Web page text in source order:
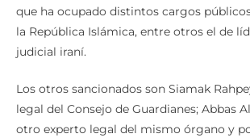
que ha ocupado distintos cargos
la República Islámica, entre otros el de
judicial iraní.
Los otros sancionados son Siamak
legal del Consejo de Guardianes; Abbas
otro experto legal del mismo órgano y